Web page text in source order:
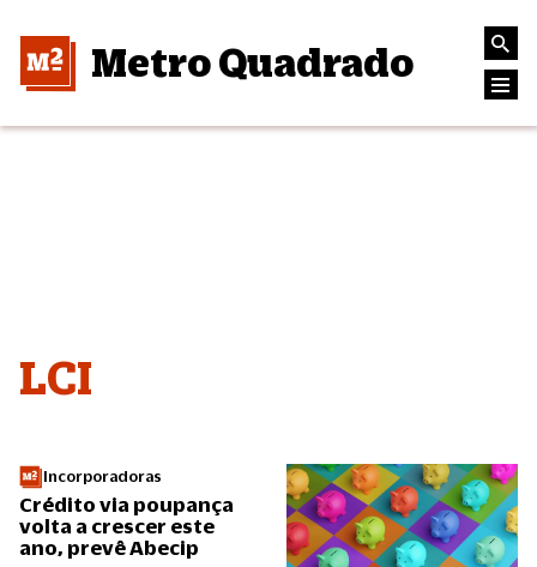
Metro Quadrado
LCI
Incorporadoras
Crédito via poupança
volta a crescer este
ano, prevê Abecip